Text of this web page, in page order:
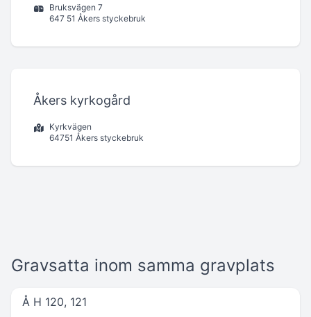
Bruksvägen 7
647 51 Åkers styckebruk
Åkers kyrkogård
Kyrkvägen
64751 Åkers styckebruk
Gravsatta inom samma gravplats
Å H 120, 121